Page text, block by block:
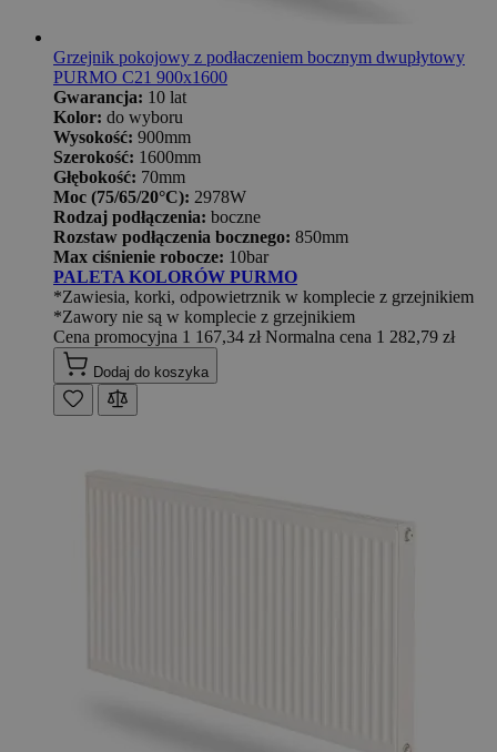
Grzejnik pokojowy z podłaczeniem bocznym dwupłytowy
PURMO C21 900x1600
Gwarancja: 10 lat
Kolor: do wyboru
Wysokość: 900mm
Szerokość: 1600mm
Głębokość: 70mm
Moc (75/65/20°C): 2978W
Rodzaj podłączenia: boczne
Rozstaw podłączenia bocznego: 850mm
Max ciśnienie robocze: 10bar
PALETA KOLORÓW PURMO
*Zawiesia, korki, odpowietrznik w komplecie z grzejnikiem
*Zawory nie są w komplecie z grzejnikiem
Cena promocyjna 1 167,34 zł Normalna cena 1 282,79 zł
Dodaj do koszyka